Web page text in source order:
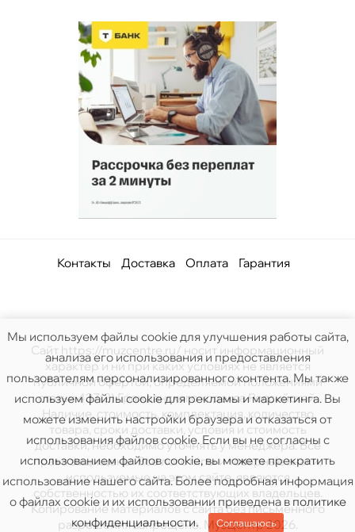
Контакты Доставка Оплата Гарантия
Сайт https://muzcentre.ru/ носит информационный
характер и ни при каких условиях не является
публичной офертой, определяемой положениями
статьи 437(2) Гражданского кодекса Российской.
Наличие, стоимость, комплектация, количество
товара, сроки доставки, условия и стоимость
доставки, необходимо уточнять у менеджера. Все
права защищены. Все логотипы и товарные знаки,
используемые на этом сайте, являются
собственностью их соответствующих владельцев.
Копирование материалов с сайта без письменного
разрешения запрещено. МузЦентр 2026.
Мы используем файлы cookie для улучшения работы сайта,
анализа его использования и предоставления
пользователям персонализированного контента. Мы также
используем файлы cookie для рекламы и маркетинга. Вы
можете изменить настройки браузера и отказаться от
использования файлов cookie. Если вы не согласны с
использованием файлов cookie, вы можете прекратить
использование нашего сайта. Более подробная информация
о файлах cookie и их использовании приведена в политике
конфиденциальности. Соглашаюсь